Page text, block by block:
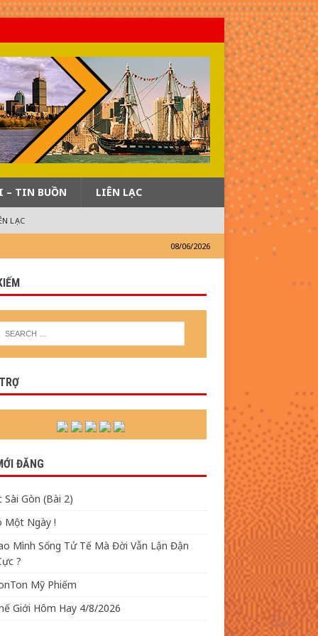
– TIN BUỒN LIÊN LẠC
LẠC
08/06/2026
ĐĂNG
Sài Gòn (Bài 2)
Một Ngày !
Mình Sống Tử Tế Mà Đời Vẫn Lận Đận
?
Mỹ Phiếm
Giới Hôm Hay 4/8/2026